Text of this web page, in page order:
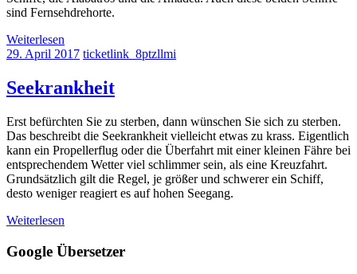
sind Fernsehdrehorte.
Weiterlesen
29. April 2017 ticketlink_8ptzllmi
Seekrankheit
Erst befürchten Sie zu sterben, dann wünschen Sie sich zu sterben.
Das beschreibt die Seekrankheit vielleicht etwas zu krass. Eigentlich
kann ein Propellerflug oder die Überfahrt mit einer kleinen Fähre bei
entsprechendem Wetter viel schlimmer sein, als eine Kreuzfahrt.
Grundsätzlich gilt die Regel, je größer und schwerer ein Schiff,
desto weniger reagiert es auf hohen Seegang.
Weiterlesen
Google Übersetzer